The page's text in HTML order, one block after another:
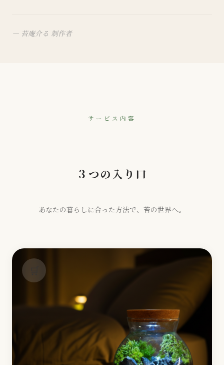
— 苔庵介る 制作者
サービス内容
３つの入り口
あなたの暮らしに合った方法で、苔の世界へ。